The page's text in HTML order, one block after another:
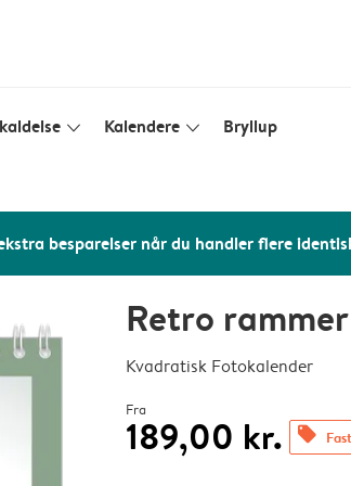
slim_arrow_down Kalendere slim_arrow_down Bryllup
besparelser når du handler flere
Retro rammer
Kvadratisk Fotokalender
Fra
189,00 kr. offers